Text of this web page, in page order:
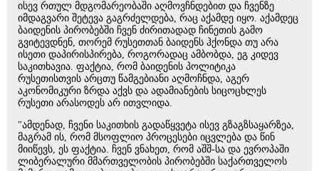
ისევ რთულ მდგომარეობაში აღმოვჩნდებით და ჩვენზე
იმდაგვარი შეტევა გაგრძელდება, რაც აქამდე იყო. აქამდეც
ბაიდენის პირობებში ჩვენ ძირითადად ჩინეთის გამო
გვიტევდნენ, თორემ რუსეთთან ბაიდენს ჰქონდა თუ არა
ისეთი დაპირისპირება, როგორადაც ამბობდა, ეგ კიდევ
საკითხავია. ფაქტია, რომ ბაიდენის პოლიტიკა
რუსეთისთვის არცთუ წამგებიანი აღმოჩნდა, აგერ
აკონომიკური ზრდა აქვს და ადამიანების სიცოცხლეს
რუსეთი არასოდეს არ ითვლიდა.
"ამდენად, ჩვენი საკითხის გადაწყვეტა ისევ გზაგზსაყარზეა,
მაგრამ ის, რომ მსოფლიო პროცესები იცვლება და წინ
მიიწევს, ეს ფაქტია. ჩვენ ვნახეთ, რომ აშშ-სა და ევროპაში
ლიბერალური მმართველობის პირობებში საქართველოს